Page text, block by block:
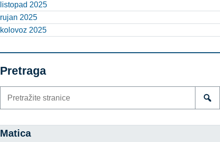
listopad 2025
rujan 2025
kolovoz 2025
Pretraga
Matica